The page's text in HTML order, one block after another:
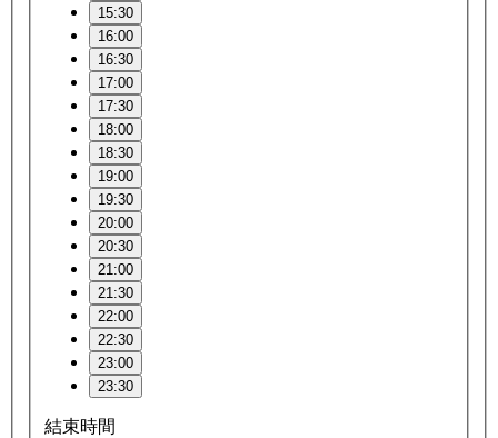
15:30
16:00
16:30
17:00
17:30
18:00
18:30
19:00
19:30
20:00
20:30
21:00
21:30
22:00
22:30
23:00
23:30
結束時間